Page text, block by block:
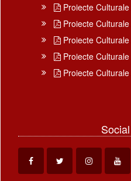
Proiecte
Proiecte
Proiecte
Proiecte
Proiecte